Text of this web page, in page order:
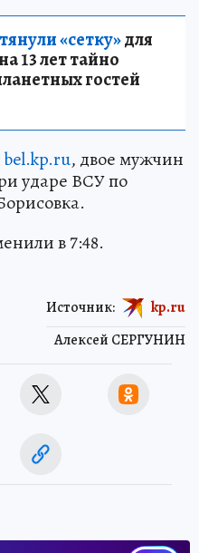
«сетку»для
13 лет тайно
гостей
bel.kp.ru, двое мужчин
ударе ВСУ по
в 7:48.
Алексей СЕРГУНИН
Источник: kp.ru